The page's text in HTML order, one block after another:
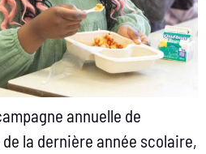
annuelle de
la dernière année scolaire,